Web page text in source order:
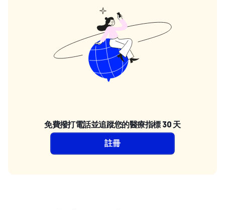
免費撥打電話並追蹤您的醫療指標 30 天
註冊